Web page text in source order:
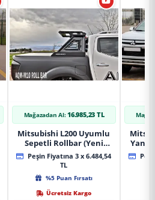
Mağazadan Al: 16.985,23 TL
Mitsubishi L200 Uyumlu
Sepetli Rollbar (Yeni
Nesil Sepetli Roll Bar
Aqm-M10)
Peşin Fiyatına 3 x 6.484,54
TL
%5 Puan Fırsatı
Ücretsiz Kargo
Yan